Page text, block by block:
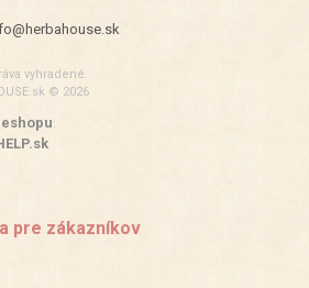
vyhradené.
© 2026
:
pre zákazníkov